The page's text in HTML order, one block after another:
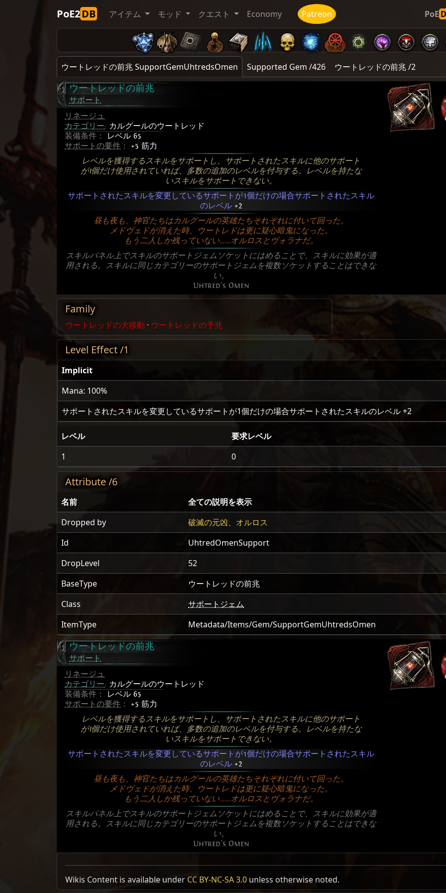
PoE2DB アイテム モッド クエスト Economy Patreon PoE
ウートレッドの前兆 SupportGemUhtredsOmen Supported Gem /426
ウートレッドの前兆 /2
ウートレッドの前兆
サポート
リネージュ
カテゴリー: カルグールのウートレッド
装備条件：
レベル 65
サポートの要件 ： +5 筋力
レベルを獲得するスキルをサポートし、サポートされたスキルに他のサポート
が1個だけ使用されていれば、多数の追加のレベルを付与する。レベルを持たな
いスキルをサポートできない。
サポートされたスキルを変更しているサポートが1個だけの場合サポートされたスキル
のレベル +2
昼も夜も、神官たちはカルグールの英雄たちそれぞれに付いて回った。
メドヴェドが消えた時、ウートレドは更に疑心暗鬼になった。
もう二人しか残っていない……オルロスとヴォラナだ。
スキルパネル上でスキルのサポートジェムソケットにはめることで、スキルに効果が適
用される。スキルに同じカテゴリーのサポートジェムを複数ソケットすることはできな
い。
Uhtred's Omen
Family
ウートレッドの大移動 · ウートレッドの予兆
Level Effect /1
Implicit
Mana: 100%
サポートされたスキルを変更しているサポートが1個だけの場合サポートされたスキルのレベル+2
レベル
要求レベル
1
0
Attribute /6
名前
全ての説明を表示
Dropped by
破滅の元凶、オルロス
Id
UhtredOmenSupport
DropLevel
52
BaseType
ウートレッドの前兆
Class
サポートジェム
ItemType
Metadata/Items/Gem/SupportGemUhtredsOmen
ウートレッドの前兆
サポート
リネージュ
カテゴリー: カルグールのウートレッド
装備条件：
レベル 65
サポートの要件 ： +5 筋力
レベルを獲得するスキルをサポートし、サポートされたスキルに他のサポート
が1個だけ使用されていれば、多数の追加のレベルを付与する。レベルを持たな
いスキルをサポートできない。
サポートされたスキルを変更しているサポートが1個だけの場合サポートされたスキル
のレベル +2
昼も夜も、神官たちはカルグールの英雄たちそれぞれに付いて回った。
メドヴェドが消えた時、ウートレドは更に疑心暗鬼になった。
もう二人しか残っていない……オルロスとヴォラナだ。
スキルパネル上でスキルのサポートジェムソケットにはめることで、スキルに効果が適
用される。スキルに同じカテゴリーのサポートジェムを複数ソケットすることはできな
い。
Uhtred's Omen
Excluded Type: SingleLevelSkill
US Realm Economy Wiki
Wikis Content is available under CC BY-NC-SA 3.0 unless otherwise noted.